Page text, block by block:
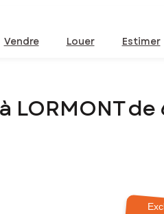
Vendre Louer Estimer
de